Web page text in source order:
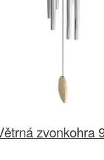
zvonkohra